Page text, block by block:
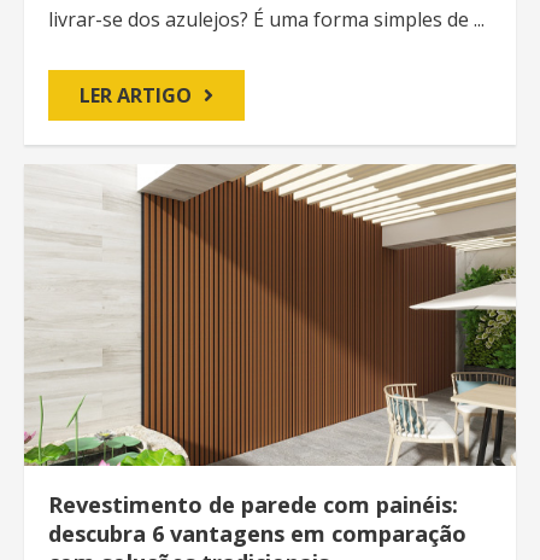
livrar-se dos azulejos? É uma forma simples de ...
LER ARTIGO
Revestimento de parede com painéis:
descubra 6 vantagens em comparação